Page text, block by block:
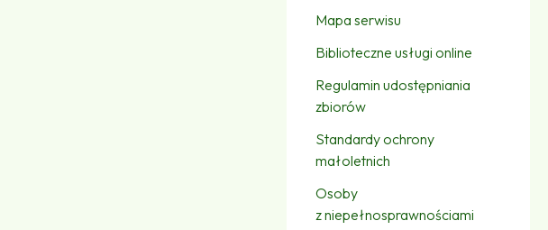
Mapa serwisu
Biblioteczne usługi online
Regulamin udostępniania
zbiorów
Standardy ochrony
małoletnich
Osoby
z niepełnosprawnościami